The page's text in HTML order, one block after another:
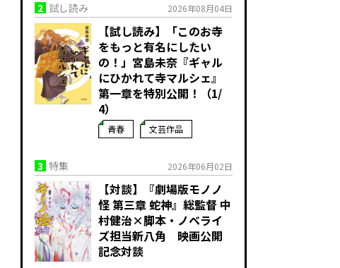
2 試し読み 2026年08月04日
【試し読み】「このお寺
をもっと有名にしたい
の！」宮島未奈『ギャル
にひかれて寺マルシェ』
第一章を特別公開！（1/
4）
青春 文芸作品
3 特集 2026年06月02日
【対談】『劇場版モノノ
怪 第三章 蛇神』総監督 中
村健治×脚本・ノベライ
ズ担当新八角 映画公開
記念対談